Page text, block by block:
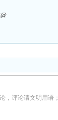
，评论请文明用语；